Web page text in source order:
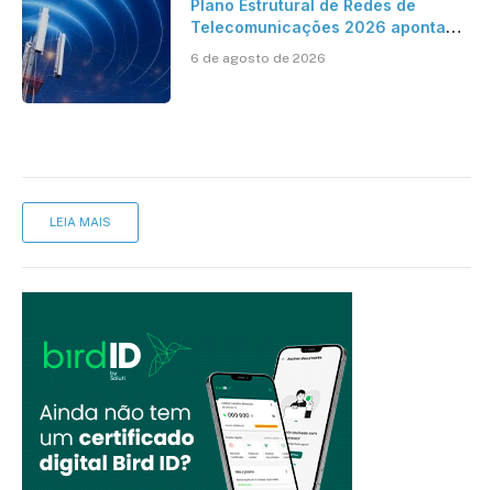
Plano Estrutural de Redes de
Telecomunicações 2026 aponta
mantém desafio
6 de agosto de 2026
LEIA MAIS